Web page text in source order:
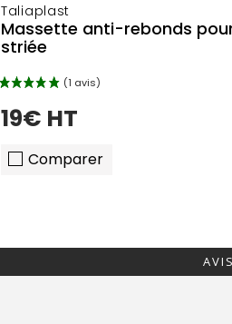
Taliaplast
Massette anti-rebonds
striée
19€ HT
Comparer